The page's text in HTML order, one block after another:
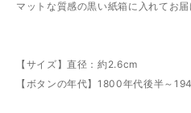
マットな質感の黒い紙箱に入れてお届
【サイズ】直径：約2.6cm
【ボタンの年代】1800年代後半～